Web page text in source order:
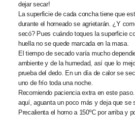
dejar secar!
La superficie de cada concha tiene que
durante el horneado se agrietarán. ¿Y
secó? Pues cuándo toques la superficie
huella no se quede marcada en la masa.
El tiempo de secado varía mucho
ambiente y de la humedad, así que lo
prueba del dedo. En un día de calor se
uno de frío toda una noche.
Recomiendo paciencia extra en este
aquí, aguanta un poco más y deja que se
Precalienta el horno a 150ºC por arriba y